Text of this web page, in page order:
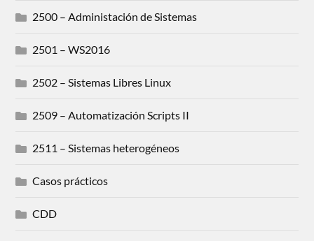
2500 – Administación de Sistemas
2501 – WS2016
2502 – Sistemas Libres Linux
2509 – Automatización Scripts II
2511 – Sistemas heterogéneos
Casos prácticos
CDD